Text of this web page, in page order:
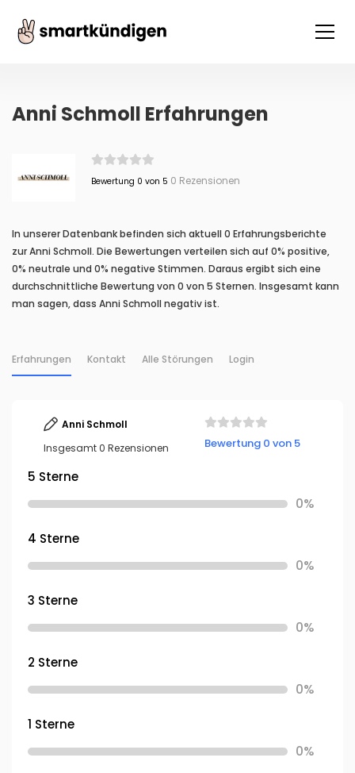
Anni Schmoll Erfahrungen
Bewertung 0 von 5 0 Rezensionen
In unserer Datenbank befinden sich aktuell 0 Erfahrungsberichte
zur Anni Schmoll. Die Bewertungen verteilen sich auf 0% positive,
0% neutrale und 0% negative Stimmen. Daraus ergibt sich eine
durchschnittliche Bewertung von 0 von 5 Sternen. Insgesamt kann
man sagen, dass Anni Schmoll negativ ist.
Erfahrungen Kontakt Alle Störungen Login
Anni Schmoll
Insgesamt 0 Rezensionen
Bewertung 0 von 5
5 Sterne
0%
4 Sterne
0%
3 Sterne
0%
2 Sterne
0%
1 Sterne
0%